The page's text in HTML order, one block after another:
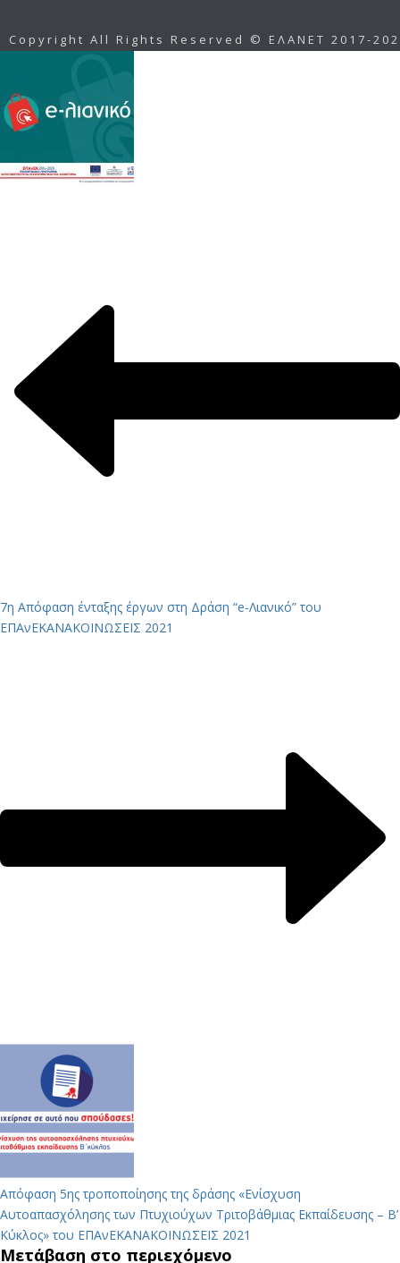
Copyright All Rights Reserved © ΕΛΑΝΕΤ 2017-
7η Απόφαση ένταξης έργων στη Δράση “e-Λιανικό” του
ΕΠΑνΕΚΑΝΑΚΟΙΝΩΣΕΙΣ 2021
Απόφαση 5ης τροποποίησης της δράσης «Ενίσχυση
Αυτοαπασχόλησης των Πτυχιούχων Τριτοβάθμιας Εκπαίδευσης – Β’
Κύκλος» του ΕΠΑνΕΚΑΝΑΚΟΙΝΩΣΕΙΣ 2021
Μετάβαση στο περιεχόμενο